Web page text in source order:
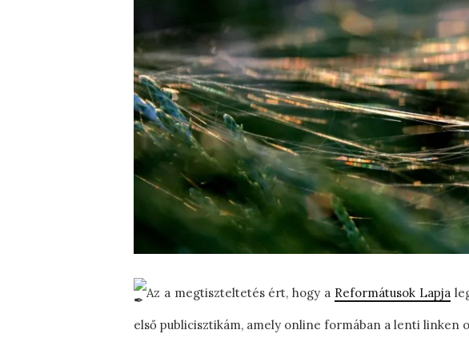
Az a megtiszteltetés ért, hogy a Reformátusok Lapja
első publicisztikám, amely online formában a lenti linken